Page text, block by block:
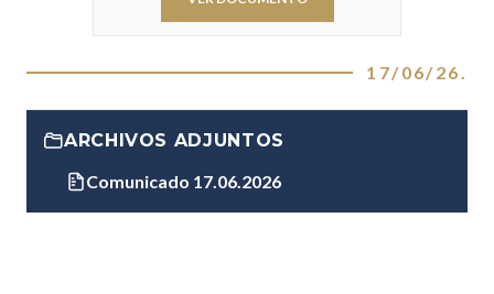
17/06/26
ARCHIVOS ADJUNTOS
Comunicado 17.06.2026